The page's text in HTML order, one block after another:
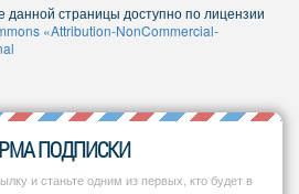
страницы доступно по лицензии
«Attribution-NonCommercial-
ПОДПИСКИ
и станьте одним из первых, кто будет в